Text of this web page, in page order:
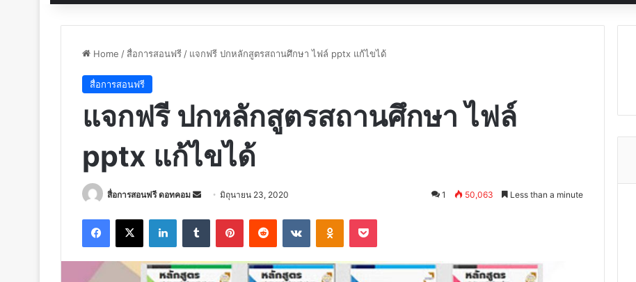
for
Home / สื่อการสอนฟรี / แจกฟรี ปกหลักสูตรสถานศึกษา ไฟล์ pptx แก้ไขได้
สื่อการสอนฟรี
แจกฟรี ปกหลักสูตรสถานศึกษา ไฟล์
pptx แก้ไขได้
สื่อการสอนฟรี ดอทคอม
Sendมิถุนายน 23, 2020 1 50,063 Less than a minute
Facebook
X LinkedInTumblr PinterestReddit VKontakteOdnoklassniki
Pocket